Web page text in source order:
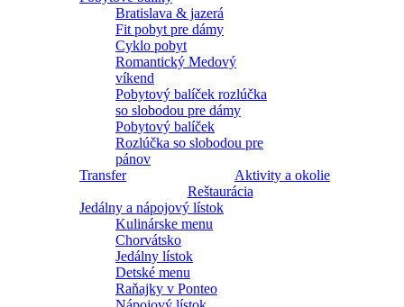
Bratislava & jazerá
Fit pobyt pre dámy
Cyklo pobyt
Romantický Medový
víkend
Pobytový balíček rozlúčka
so slobodou pre dámy
Pobytový balíček
Rozlúčka so slobodou pre
pánov
Transfer
Aktivity a okolie
Reštaurácia
Jedálny a nápojový lístok
Kulinárske menu
Chorvátsko
Jedálny lístok
Detské menu
Raňajky v Ponteo